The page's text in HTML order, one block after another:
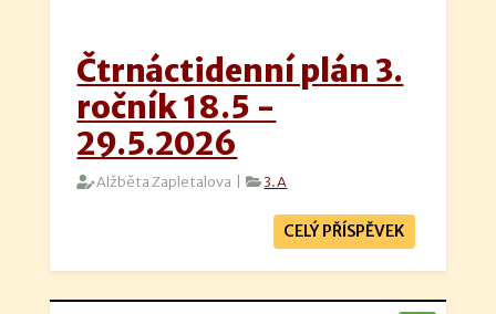
Čtrnáctidenní plán 3.
ročník 18.5 -
29.5.2026
Alžběta Zapletalova | 3.A
CELÝ PŘÍSPĚVEK